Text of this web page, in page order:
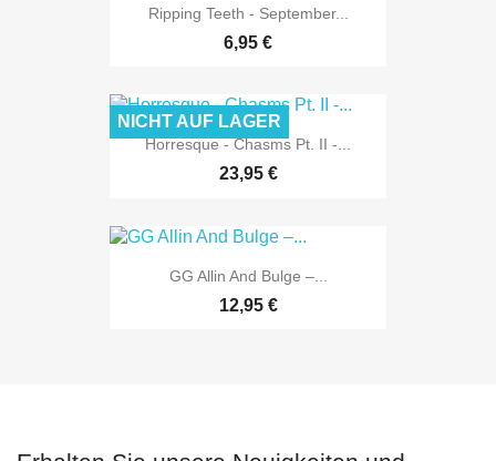
Ripping Teeth - September...
6,95 €
Horresque - Chasms Pt. II -...
23,95 €
NICHT AUF LAGER
GG Allin And Bulge –...
12,95 €